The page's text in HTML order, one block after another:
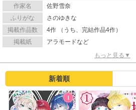
作家名
佐野雪奈
ふりがな
さのゆきな
掲載作品数
4作 （うち、完結作品4作）
掲載紙
アラモードなど
もっと見る▼
新着順